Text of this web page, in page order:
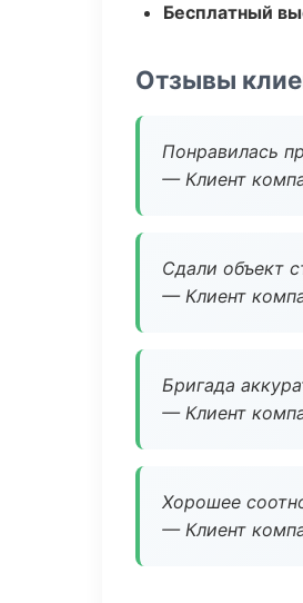
Бесплатный
Отзывы
Понравилась
— Клиент
Сдали объект
— Клиент
Бригада
— Клиент
Хорошее
— Клиент